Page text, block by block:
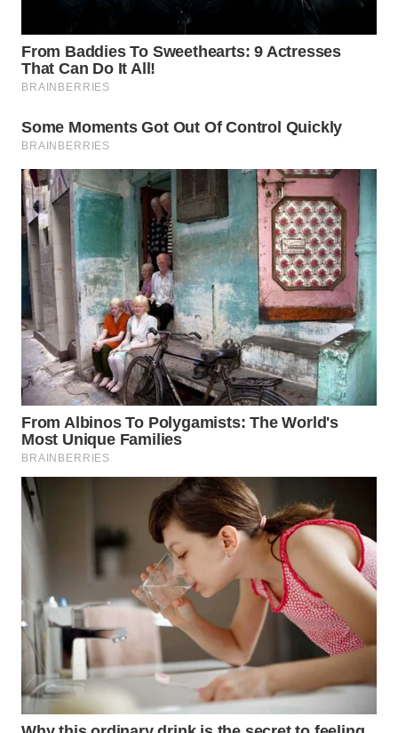
TEBING
TINGGI
PAKPAK
WN
KARAWANG
WN
BEKASI
WN
BOGOR
WN
DEPOK
WN
TAPANULI
UTARA
PADANG
LAWAS
WN
SUMEDANG